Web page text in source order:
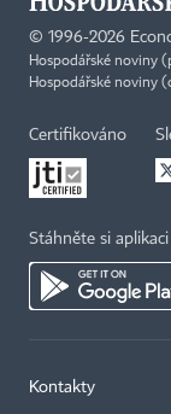
© 1996-2026
Hospodářské noviny
Hospodářské noviny
Certifikováno
Stáhněte si aplikaci
Kontakty